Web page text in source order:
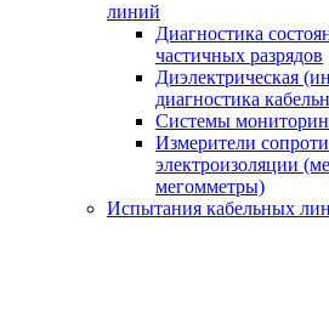
линий
Диагностика
частичных разрядов
Диэлектрическая
диагностика
Системы
Измерители
электроизоляции
мегомметры)
Испытания кабельных